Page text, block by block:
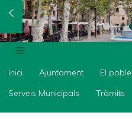
Inici
Ajuntament
El
Inici Ajuntament El poble
Serveis Municipals
Tràmits